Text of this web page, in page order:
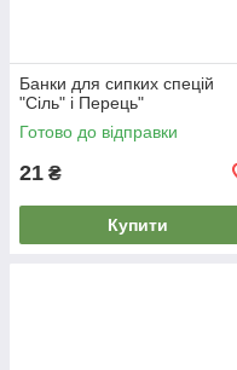
Банки для сипких спецій
"Сіль" і Перець"
Готово до відправки
21 ₴
Купити